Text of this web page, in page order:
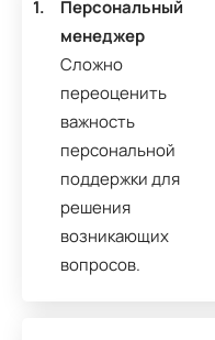
1.
Персональный
менеджер
Сложно
переоценить
важность
персональной
поддержки для
решения
возникающих
вопросов.